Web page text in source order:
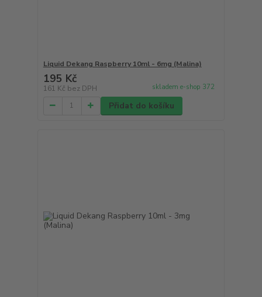
Liquid Dekang Raspberry 10ml - 6mg (Malina)
195 Kč
161 Kč bez DPH skladem e-shop 372
Přidat do košíku